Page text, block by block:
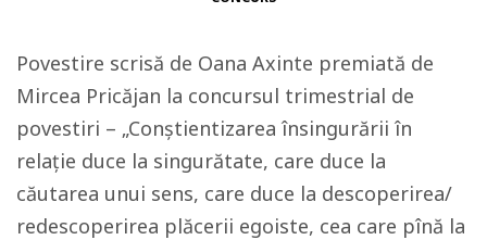
Povestire scrisă de Oana Axinte premiată de
Mircea Pricăjan la concursul trimestrial de
povestiri – „Conștientizarea însingurării în
relație duce la singurătate, care duce la
căutarea unui sens, care duce la descoperirea/
redescoperirea plăcerii egoiste, cea care pînă la